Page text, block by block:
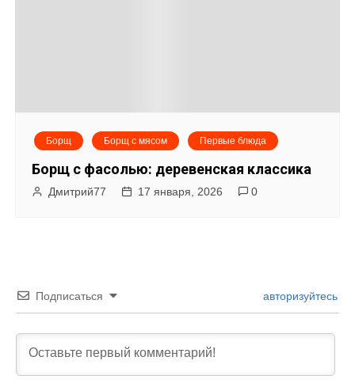
Борщ Борщ с мясом Первые блюда
Борщ с фасолью: деревенская классика
Дмитрий77 17 января, 2026 0
Подписаться авторизуйтесь